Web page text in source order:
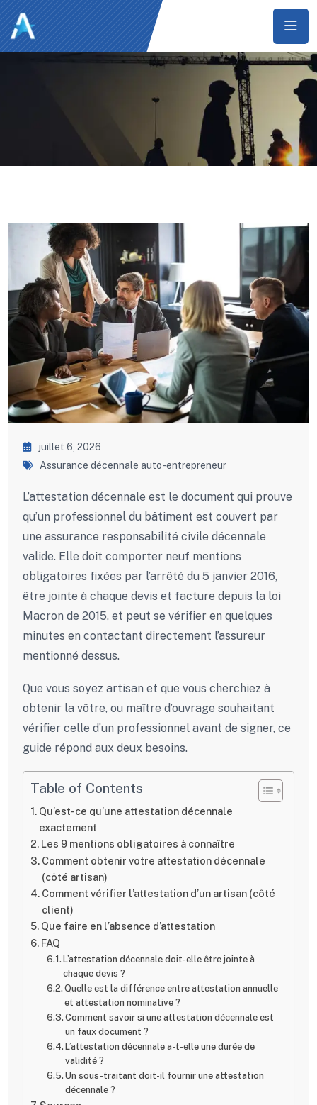
juillet 6, 2026
Assurance décennale auto-entrepreneur
L’attestation décennale est le document qui prouve
qu’un professionnel du bâtiment est couvert par
une assurance responsabilité civile décennale
valide. Elle doit comporter neuf mentions
obligatoires fixées par l’arrêté du 5 janvier 2016,
être jointe à chaque devis et facture depuis la loi
Macron de 2015, et peut se vérifier en quelques
minutes en contactant directement l’assureur
mentionné dessus.
Que vous soyez artisan et que vous cherchiez à
obtenir la vôtre, ou maître d’ouvrage souhaitant
vérifier celle d’un professionnel avant de signer, ce
guide répond aux deux besoins.
Table of Contents
Qu’est-ce qu’une attestation décennale
exactement
Les 9 mentions obligatoires à connaître
Comment obtenir votre attestation décennale
(côté artisan)
Comment vérifier l’attestation d’un artisan (côté
client)
Que faire en l’absence d’attestation
FAQ
L’attestation décennale doit-elle être jointe à
chaque devis ?
Quelle est la différence entre attestation annuelle
et attestation nominative ?
Comment savoir si une attestation décennale est
un faux document ?
L’attestation décennale a-t-elle une durée de
validité ?
Un sous-traitant doit-il fournir une attestation
décennale ?